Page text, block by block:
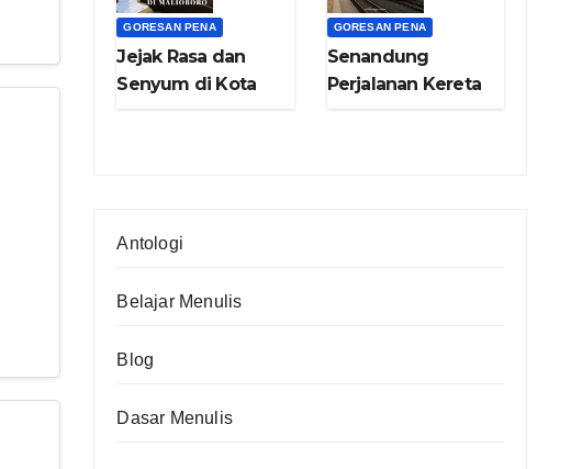
GORESAN PENA
Jejak Rasa dan
Senyum di Kota
GORESAN PENA
Senandung
Perjalanan Kereta
Antologi
Belajar Menulis
Blog
Dasar Menulis